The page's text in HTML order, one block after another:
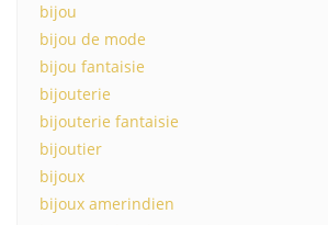
bijou
bijou de mode
bijou fantaisie
bijouterie
bijouterie fantaisie
bijoutier
bijoux
bijoux amerindien